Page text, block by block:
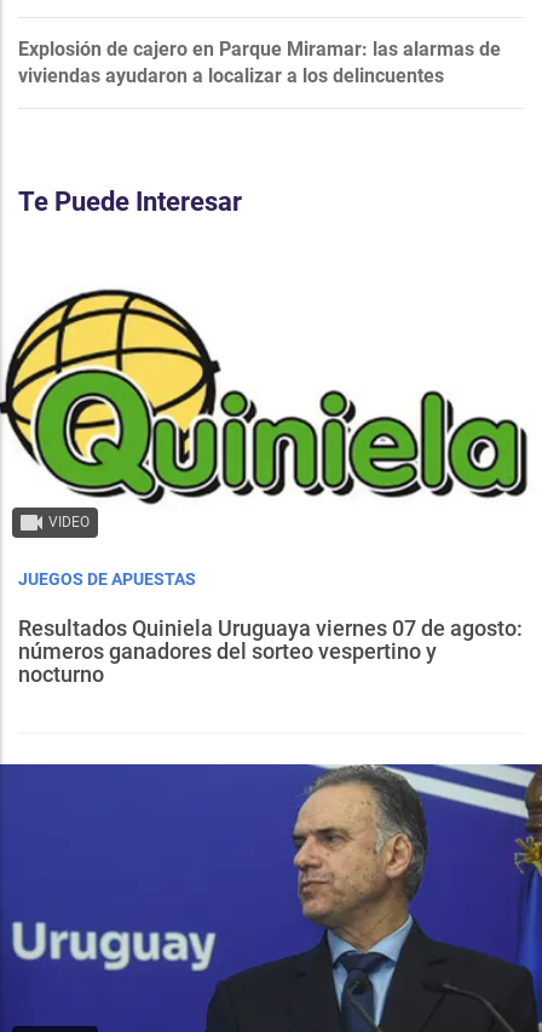
Explosión de cajero en Parque Miramar: las alarmas de
viviendas ayudaron a localizar a los delincuentes
Te Puede Interesar
VIDEO
JUEGOS DE APUESTAS
Resultados Quiniela Uruguaya viernes 07 de agosto:
números ganadores del sorteo vespertino y
nocturno